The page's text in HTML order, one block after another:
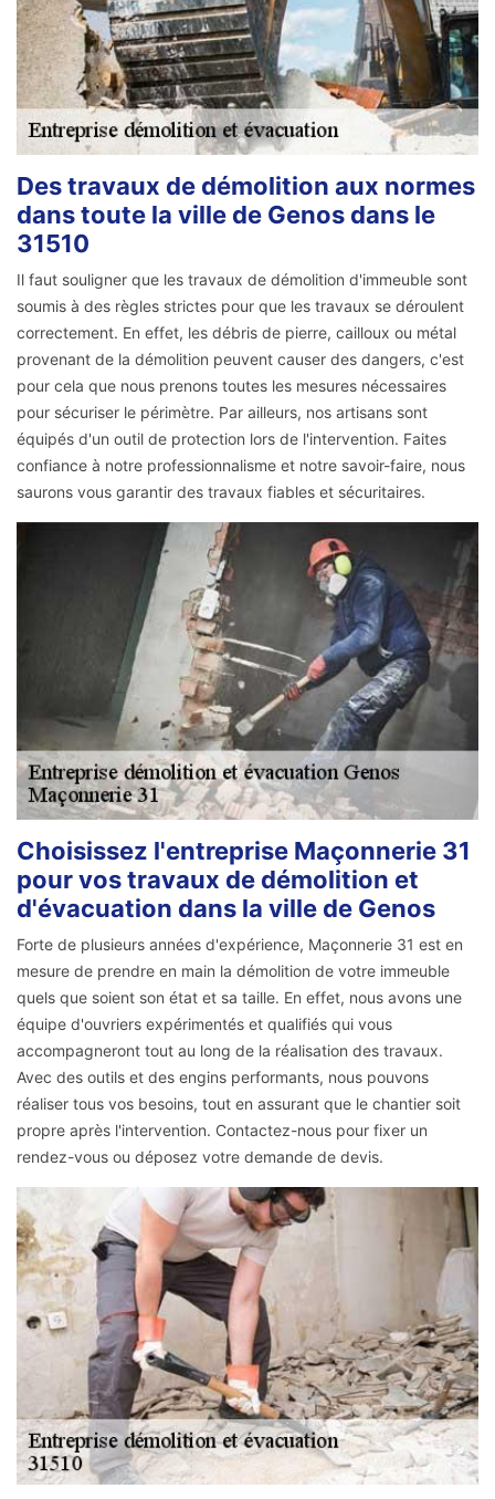
Des travaux de démolition aux normes
dans toute la ville de Genos dans le
31510
Il faut souligner que les travaux de démolition d'immeuble sont
soumis à des règles strictes pour que les travaux se déroulent
correctement. En effet, les débris de pierre, cailloux ou métal
provenant de la démolition peuvent causer des dangers, c'est
pour cela que nous prenons toutes les mesures nécessaires
pour sécuriser le périmètre. Par ailleurs, nos artisans sont
équipés d'un outil de protection lors de l'intervention. Faites
confiance à notre professionnalisme et notre savoir-faire, nous
saurons vous garantir des travaux fiables et sécuritaires.
Choisissez l'entreprise Maçonnerie 31
pour vos travaux de démolition et
d'évacuation dans la ville de Genos
Forte de plusieurs années d'expérience, Maçonnerie 31 est en
mesure de prendre en main la démolition de votre immeuble
quels que soient son état et sa taille. En effet, nous avons une
équipe d'ouvriers expérimentés et qualifiés qui vous
accompagneront tout au long de la réalisation des travaux.
Avec des outils et des engins performants, nous pouvons
réaliser tous vos besoins, tout en assurant que le chantier soit
propre après l'intervention. Contactez-nous pour fixer un
rendez-vous ou déposez votre demande de devis.